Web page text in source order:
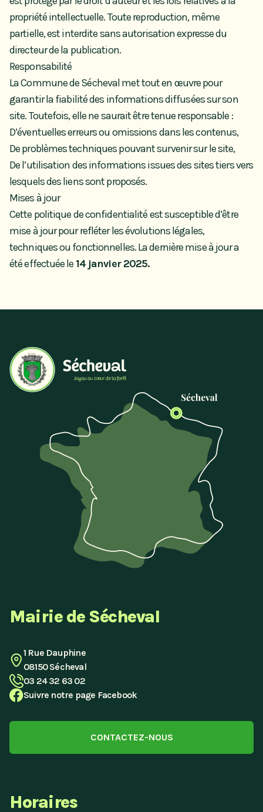
propriété intellectuelle. Toute reproduction, même
partielle, est interdite sans autorisation expresse du
directeur de la publication.
Responsabilité
La Commune de Sécheval met tout en œuvre pour
garantir la fiabilité des informations diffusées sur son
site. Toutefois, elle ne saurait être tenue responsable :
D’éventuelles erreurs ou omissions dans les contenus,
De problèmes techniques pouvant survenir sur le site,
De l’utilisation des informations issues des sites tiers vers
lesquels des liens sont proposés.
Mises à jour
Cette politique de confidentialité est susceptible d’être
mise à jour pour refléter les évolutions légales,
techniques ou fonctionnelles. La dernière mise à jour a
été effectuée le 14 janvier 2025.
Mairie de Sécheval
1 Rue Dauphine
08150 Sécheval
03 24 32 63 02
Suivre notre page Facebook
CONTACTEZ-NOUS
Horaires